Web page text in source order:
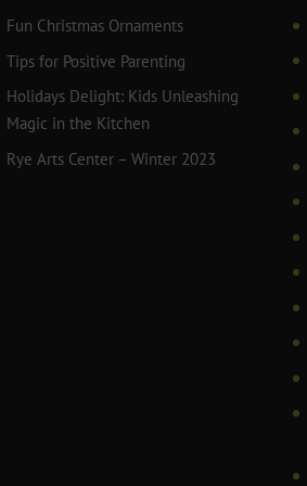
Fun Christmas Ornaments
Tips for Positive Parenting
Holidays Delight: Kids Unleashing
Magic in the Kitchen
Rye Arts Center – Winter 2023